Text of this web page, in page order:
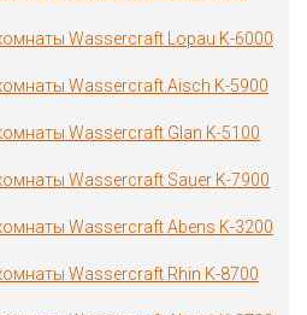
Wassercraft Lopau K-6000
Wassercraft Aisch K-5900
Wassercraft Glan K-5100
Wassercraft Sauer K-7900
Wassercraft Abens K-3200
Wassercraft Rhin K-8700